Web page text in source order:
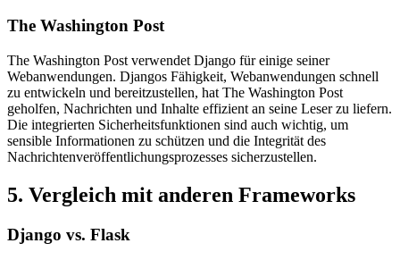
The Washington Post
The Washington Post verwendet Django für einige seiner
Webanwendungen. Djangos Fähigkeit, Webanwendungen schnell
zu entwickeln und bereitzustellen, hat The Washington Post
geholfen, Nachrichten und Inhalte effizient an seine Leser zu liefern.
Die integrierten Sicherheitsfunktionen sind auch wichtig, um
sensible Informationen zu schützen und die Integrität des
Nachrichtenveröffentlichungsprozesses sicherzustellen.
5. Vergleich mit anderen Frameworks
Django vs. Flask